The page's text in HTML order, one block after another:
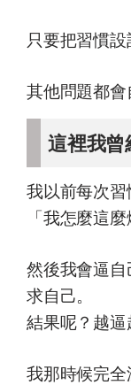
只要把習慣
其他問題都會
這裡我曾
我以前每次
「我怎麼這
然後我會逼
求自己。
結果呢？越逼
我那時候完